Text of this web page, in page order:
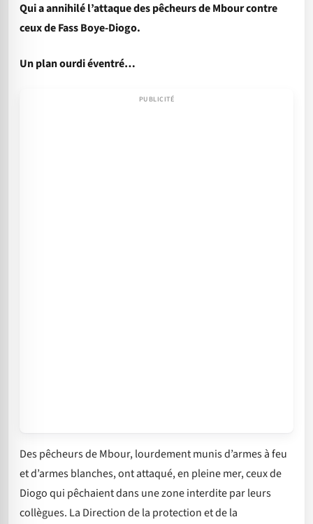
Qui a annihilé l’attaque des pêcheurs de Mbour contre
ceux de Fass Boye-Diogo.
Un plan ourdi éventré…
Des pêcheurs de Mbour, lourdement munis d’armes à feu
et d’armes blanches, ont attaqué, en pleine mer, ceux de
Diogo qui pêchaient dans une zone interdite par leurs
collègues. La Direction de la protection et de la